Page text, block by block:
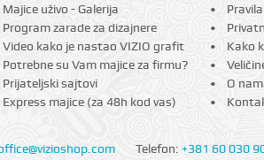
Majice uživo - Galerija
Program zarade za dizajnere
Video kako je nastao VIZIO grafit
Potrebne su Vam majice za firmu?
Prijateljski sajtovi
Express majice (za 48h kod vas)
Kako
O
Telefon: +381 60 030